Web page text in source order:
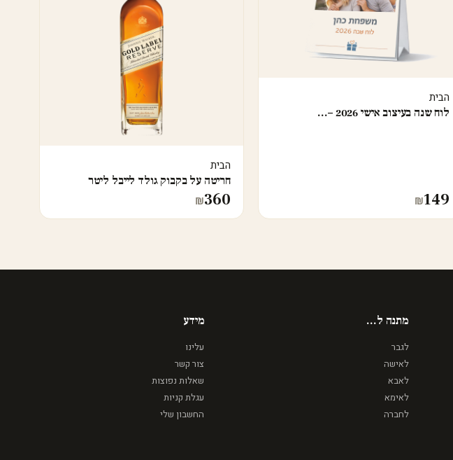
הבית
לוח שנה בעיצוב אישי 2026 –…
₪149
הבית
חריטה על בקבוק גולד לייבל ליטר
₪360
מתנה ל...
לגבר
לאישה
לאבא
לאימא
לחברה
מידע
עלינו
צור קשר
שאלות נפוצות
עגלת קניות
החשבון שלי